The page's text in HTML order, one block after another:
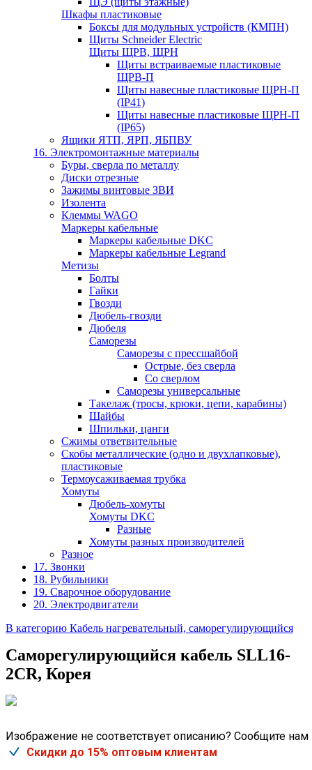
Шкафы пластиковые
Боксы для модульных устройств (КМПН)
Щиты Schneider Electric
Щиты ЩРВ, ЩРН
Щиты встраиваемые пластиковые
ЩРВ-П
Щиты навесные пластиковые ЩРН-П
(IP41)
Щиты навесные пластиковые ЩРН-П
(IP65)
Ящики ЯТП, ЯРП, ЯБПВУ
16. Электромонтажные материалы
Буры, сверла по металлу
Диски отрезные
Зажимы винтовые ЗВИ
Изолента
Клеммы WAGO
Маркеры кабельные
Маркеры кабельные DKC
Маркеры кабельные Legrand
Метизы
Болты
Гайки
Гвозди
Дюбель-гвозди
Дюбеля
Саморезы
Саморезы с прессшайбой
Острые, без сверла
Со сверлом
Саморезы универсальные
Такелаж (тросы, крюки, цепи, карабины)
Шайбы
Шпильки, цанги
Сжимы ответвительные
Скобы металлические (одно и двухлапковые),
пластиковые
Термоусаживаемая трубка
Хомуты
Дюбель-хомуты
Хомуты DKC
Разные
Хомуты разных производителей
Разное
17. Звонки
18. Рубильники
19. Сварочное оборудование
20. Электродвигатели
В категорию Кабель нагревательный, саморегулирующийся
Саморегулирующийся кабель SLL16-
2CR, Корея
Изображение не соответствует описанию? Сообщите нам
Скидки до 15% оптовым клиентам